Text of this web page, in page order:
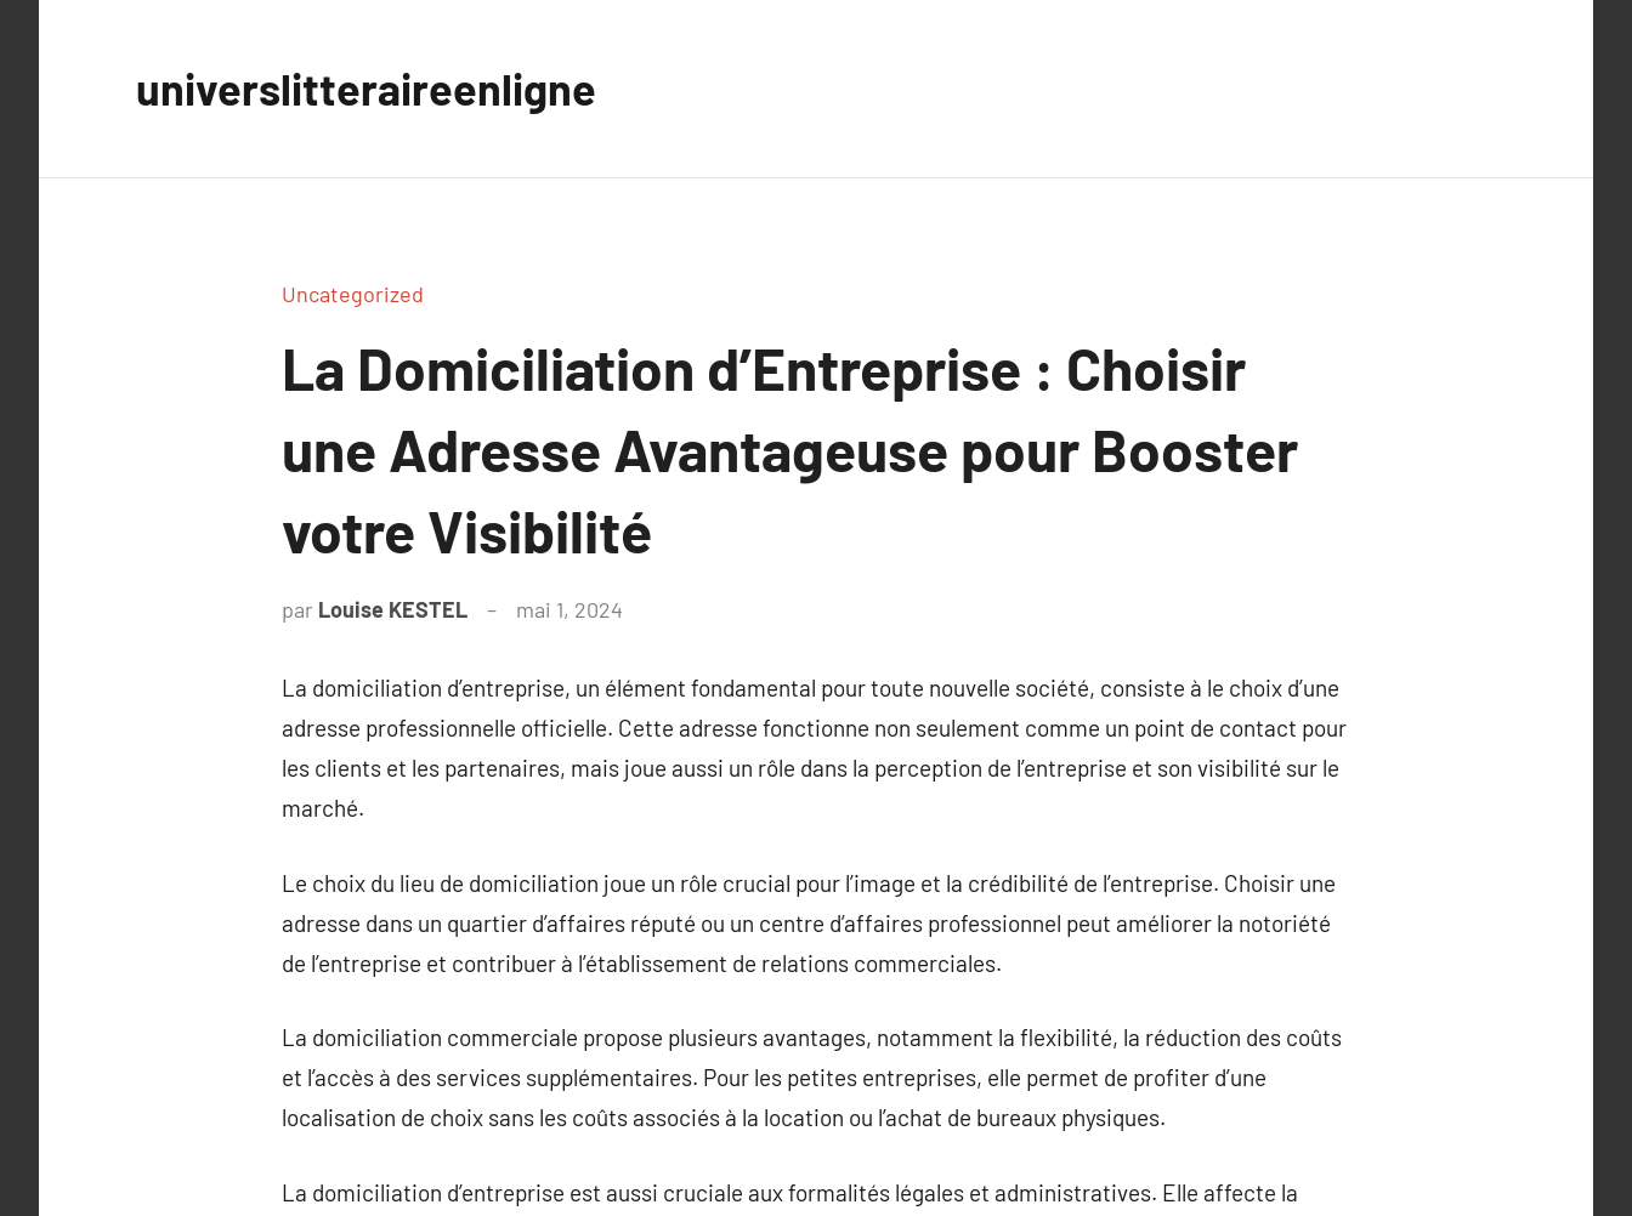
universlitteraireenligne
Uncategorized
La Domiciliation d’Entreprise : Choisir
une Adresse Avantageuse pour Booster
votre Visibilité
par Louise KESTEL mai 1, 2024
La domiciliation d’entreprise, un élément fondamental pour toute nouvelle société, consiste à le choix d’une
adresse professionnelle officielle. Cette adresse fonctionne non seulement comme un point de contact pour
les clients et les partenaires, mais joue aussi un rôle dans la perception de l’entreprise et son visibilité sur le
marché.
Le choix du lieu de domiciliation joue un rôle crucial pour l’image et la crédibilité de l’entreprise. Choisir une
adresse dans un quartier d’affaires réputé ou un centre d’affaires professionnel peut améliorer la notoriété
de l’entreprise et contribuer à l’établissement de relations commerciales.
La domiciliation commerciale propose plusieurs avantages, notamment la flexibilité, la réduction des coûts
et l’accès à des services supplémentaires. Pour les petites entreprises, elle permet de profiter d’une
localisation de choix sans les coûts associés à la location ou l’achat de bureaux physiques.
La domiciliation d’entreprise est aussi cruciale aux formalités légales et administratives. Elle affecte la